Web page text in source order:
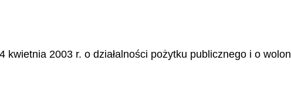
2003 r. o działalności pożytku publicznego i o